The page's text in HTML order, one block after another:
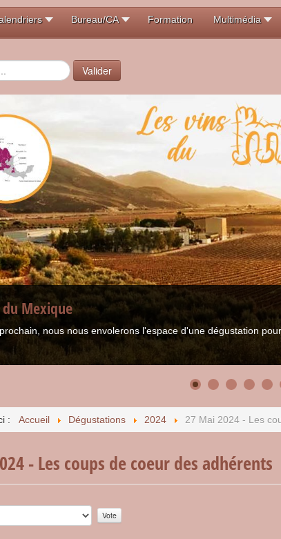
Bureau/CA Formation Multimédia
Valider
du Mexique
nous nous envolerons l'espace d'une dégustation
: Accueil Dégustations 2024 27 Mai 2024 - Les
- Les coups de coeur des adhérents